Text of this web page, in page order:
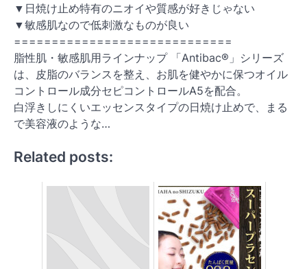
▼日焼け止め特有のニオイや質感が好きじゃない
▼敏感肌なので低刺激なものが良い
=============================
脂性肌・敏感肌用ラインナップ 「Antibac®」シリーズ
は、皮脂のバランスを整え、お肌を健やかに保つオイル
コントロール成分セピコントロールA5を配合。
白浮きしにくいエッセンスタイプの日焼け止めで、まる
で美容液のような…
Related posts: